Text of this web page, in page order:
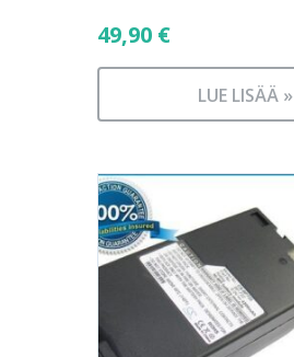
49,90 €
LUE LISÄÄ »